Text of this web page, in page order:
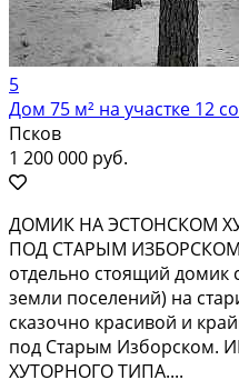
5
Дом 75 м² на участке 12
Псков
1 200 000 руб.
ДОМИК НА ЭСТОНСКОМ
ПОД СТАРЫМ ИЗБОРСКОМ.
отдельно стоящий домик
земли поселений) на
сказочно красивой и
под Старым Изборском.
ХУТОРНОГО ТИПА....